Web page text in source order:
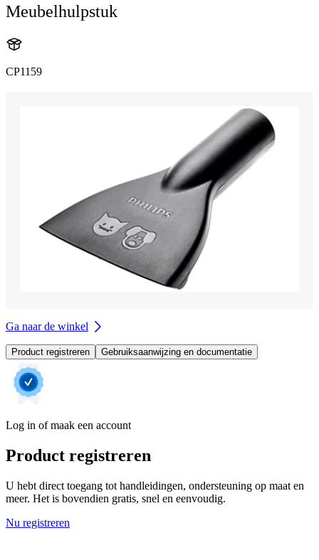
Meubelhulpstuk
CP1159
Ga naar de winkel
Product registreren Gebruiksaanwijzing en documentatie
Log in of maak een account
Product registreren
U hebt direct toegang tot handleidingen, ondersteuning op maat en
meer. Het is bovendien gratis, snel en eenvoudig.
Nu registreren